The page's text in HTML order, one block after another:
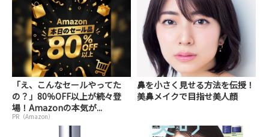
「え、こんなセールやってた
の？」80％OFF以上が続々登
場！Amazonの本気が...
PR（Amazon）
鼻を小さく見せる方法を伝授！
美鼻メイクで目指せ美人顔